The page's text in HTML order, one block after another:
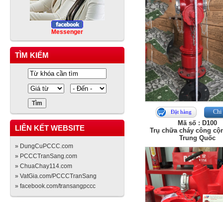
Messenger
TÌM KIẾM
LIÊN KẾT WEBSITE
» DungCuPCCC.com
» PCCCTranSang.com
» ChuaChay114.com
» VatGia.com/PCCCTranSang
» facebook.com/transangpccc
Đặt hàng Chi
Mã số : D100
Trụ chữa cháy công
Trung Quốc